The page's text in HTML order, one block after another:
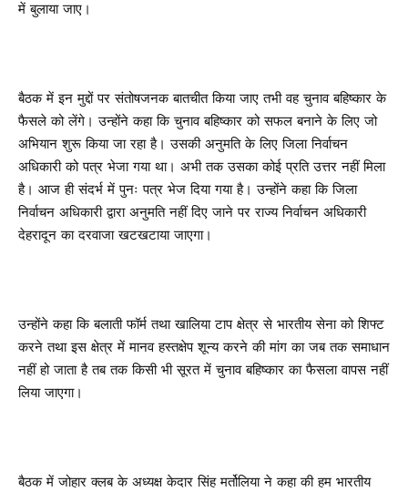
में बुलाया जाए।
बैठक में इन मुद्दों पर संतोषजनक बातचीत किया जाए तभी वह चुनाव बहिष्कार के
फैसले को लेंगे। उन्होंने कहा कि चुनाव बहिष्कार को सफल बनाने के लिए जो
अभियान शुरू किया जा रहा है। उसकी अनुमति के लिए जिला निर्वाचन
अधिकारी को पत्र भेजा गया था। अभी तक उसका कोई प्रति उत्तर नहीं मिला
है। आज ही संदर्भ में पुनः पत्र भेज दिया गया है। उन्होंने कहा कि जिला
निर्वाचन अधिकारी द्वारा अनुमति नहीं दिए जाने पर राज्य निर्वाचन अधिकारी
देहरादून का दरवाजा खटखटाया जाएगा।
उन्होंने कहा कि बलाती फॉर्म तथा खालिया टाप क्षेत्र से भारतीय सेना को शिफ्ट
करने तथा इस क्षेत्र में मानव हस्तक्षेप शून्य करने की मांग का जब तक समाधान
नहीं हो जाता है तब तक किसी भी सूरत में चुनाव बहिष्कार का फैसला वापस नहीं
लिया जाएगा।
बैठक में जोहार क्लब के अध्यक्ष केदार सिंह मर्तोलिया ने कहा की हम भारतीय